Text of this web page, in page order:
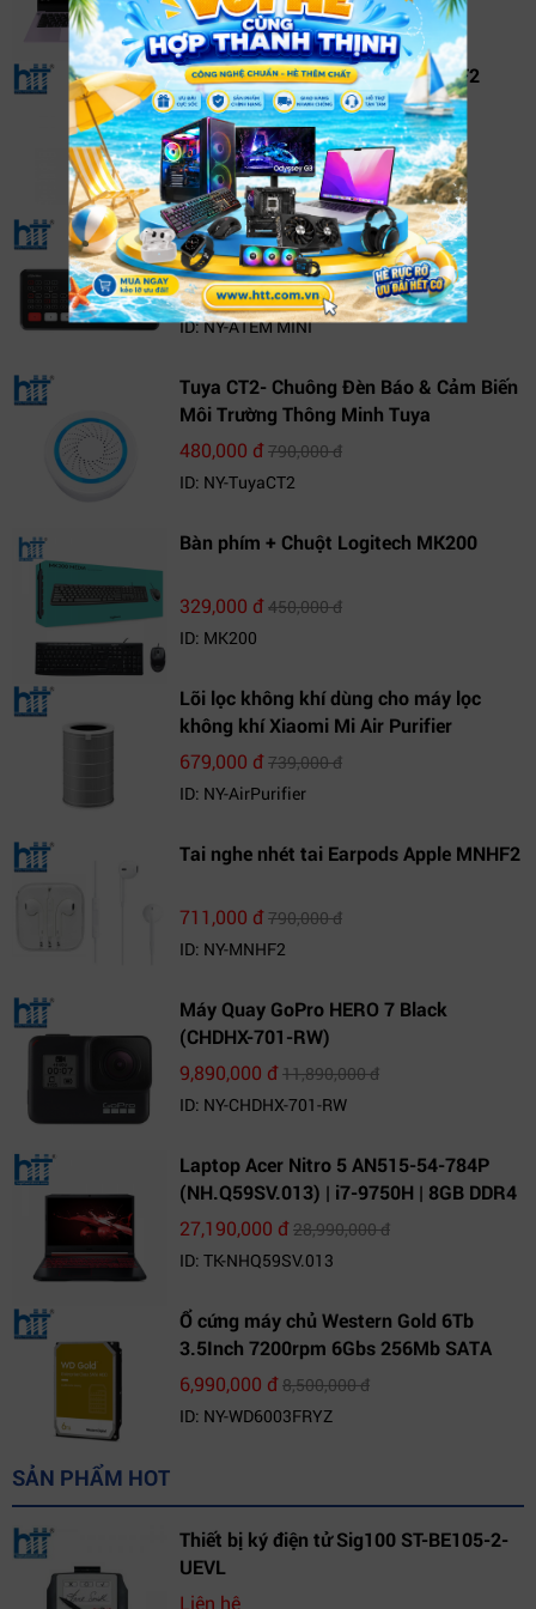
ID: NY-NS14J8VNR571
Bút cảm ứng Apple Pencil 2 MU8F2
3,490,000 đ3,890,000 đ
ID: NY-MU8F2
ATEM MINI
7,844,000 đ8,715,000 đ
ID: NY-ATEM MINI
Tuya CT2- Chuông Đèn Báo & Cảm Biến
Môi Trường Thông Minh Tuya
480,000 đ790,000 đ
ID: NY-TuyaCT2
Bàn phím + Chuột Logitech MK200
329,000 đ450,000 đ
ID: MK200
Lõi lọc không khí dùng cho máy lọc
không khí Xiaomi Mi Air Purifier
679,000 đ739,000 đ
ID: NY-AirPurifier
Tai nghe nhét tai Earpods Apple MNHF2
711,000 đ790,000 đ
ID: NY-MNHF2
Máy Quay GoPro HERO 7 Black
(CHDHX-701-RW)
9,890,000 đ11,890,000 đ
ID: NY-CHDHX-701-RW
Laptop Acer Nitro 5 AN515-54-784P
(NH.Q59SV.013) | i7-9750H | 8GB DDR4
| 1TB HDD | GeForce GTX 1650 4GB |
27,190,000 đ28,990,000 đ
ID: TK-NHQ59SV.013
Ổ cứng máy chủ Western Gold 6Tb
3.5Inch 7200rpm 6Gbs 256Mb SATA
(WD6003FRYZ)
6,990,000 đ8,500,000 đ
ID: NY-WD6003FRYZ
SẢN PHẨM HOT
Thiết bị ký điện tử Sig100 ST-BE105-2-
UEVL
Liên hệ